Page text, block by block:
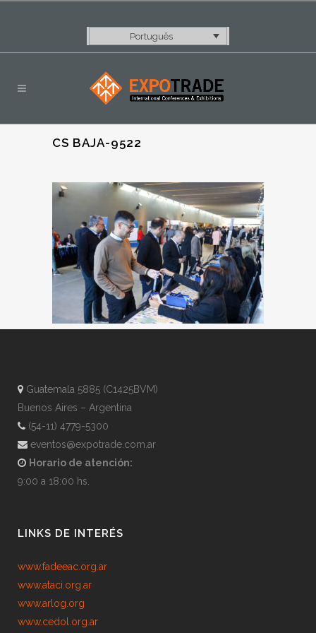
Português
CS BAJA-9522
Guatemala 5885 (C1425BVM)
Buenos Aires – Argentina
(54-11) 4779-5300
eventos@expotrade.com.ar
Horario de atención:
9:00 a 18:00 hs.
LINKS DE INTERÉS
www.fadeeac.org.ar
www.ataci.org.ar
www.arlog.org
www.cedol.org.ar